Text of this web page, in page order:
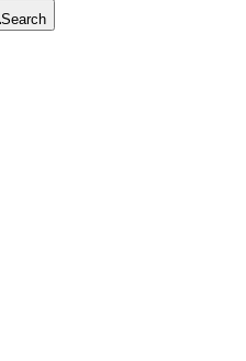
Search